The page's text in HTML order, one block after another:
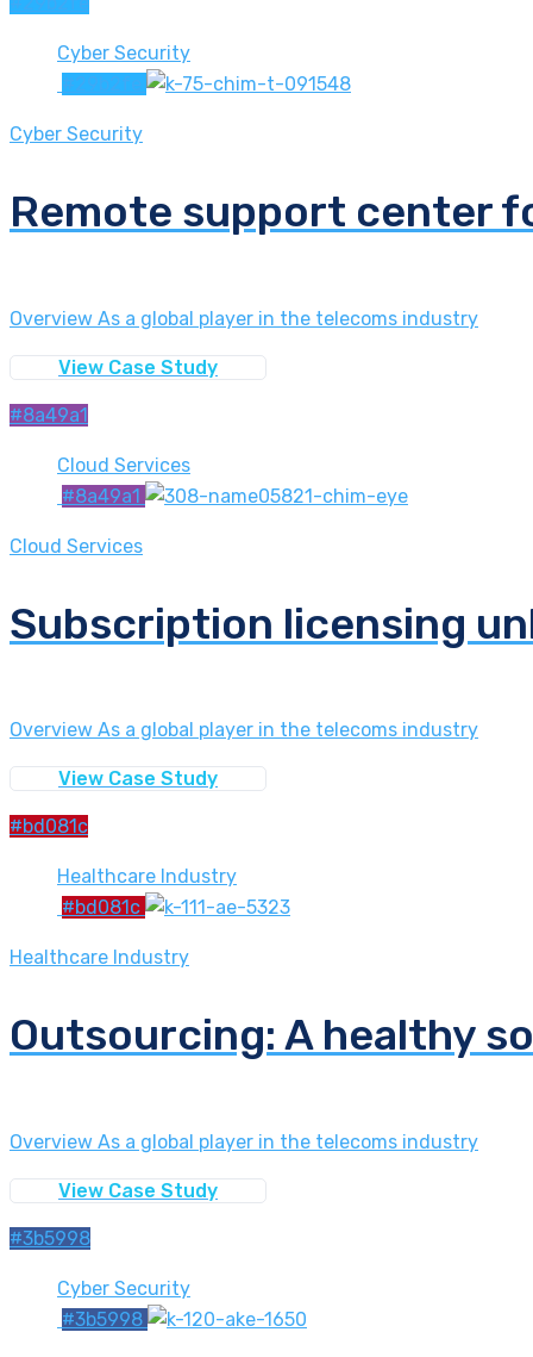
Cyber Security
Cyber Security
Remote support center
Overview As a global player in the telecoms industry
View Case Study
#8a49a1
Cloud Services
#8a49a1
Cloud Services
Subscription licensing
Overview As a global player in the telecoms industry
View Case Study
#bd081c
Healthcare Industry
#bd081c
Healthcare Industry
Outsourcing: A healthy
Overview As a global player in the telecoms industry
View Case Study
#3b5998
Cyber Security
#3b5998